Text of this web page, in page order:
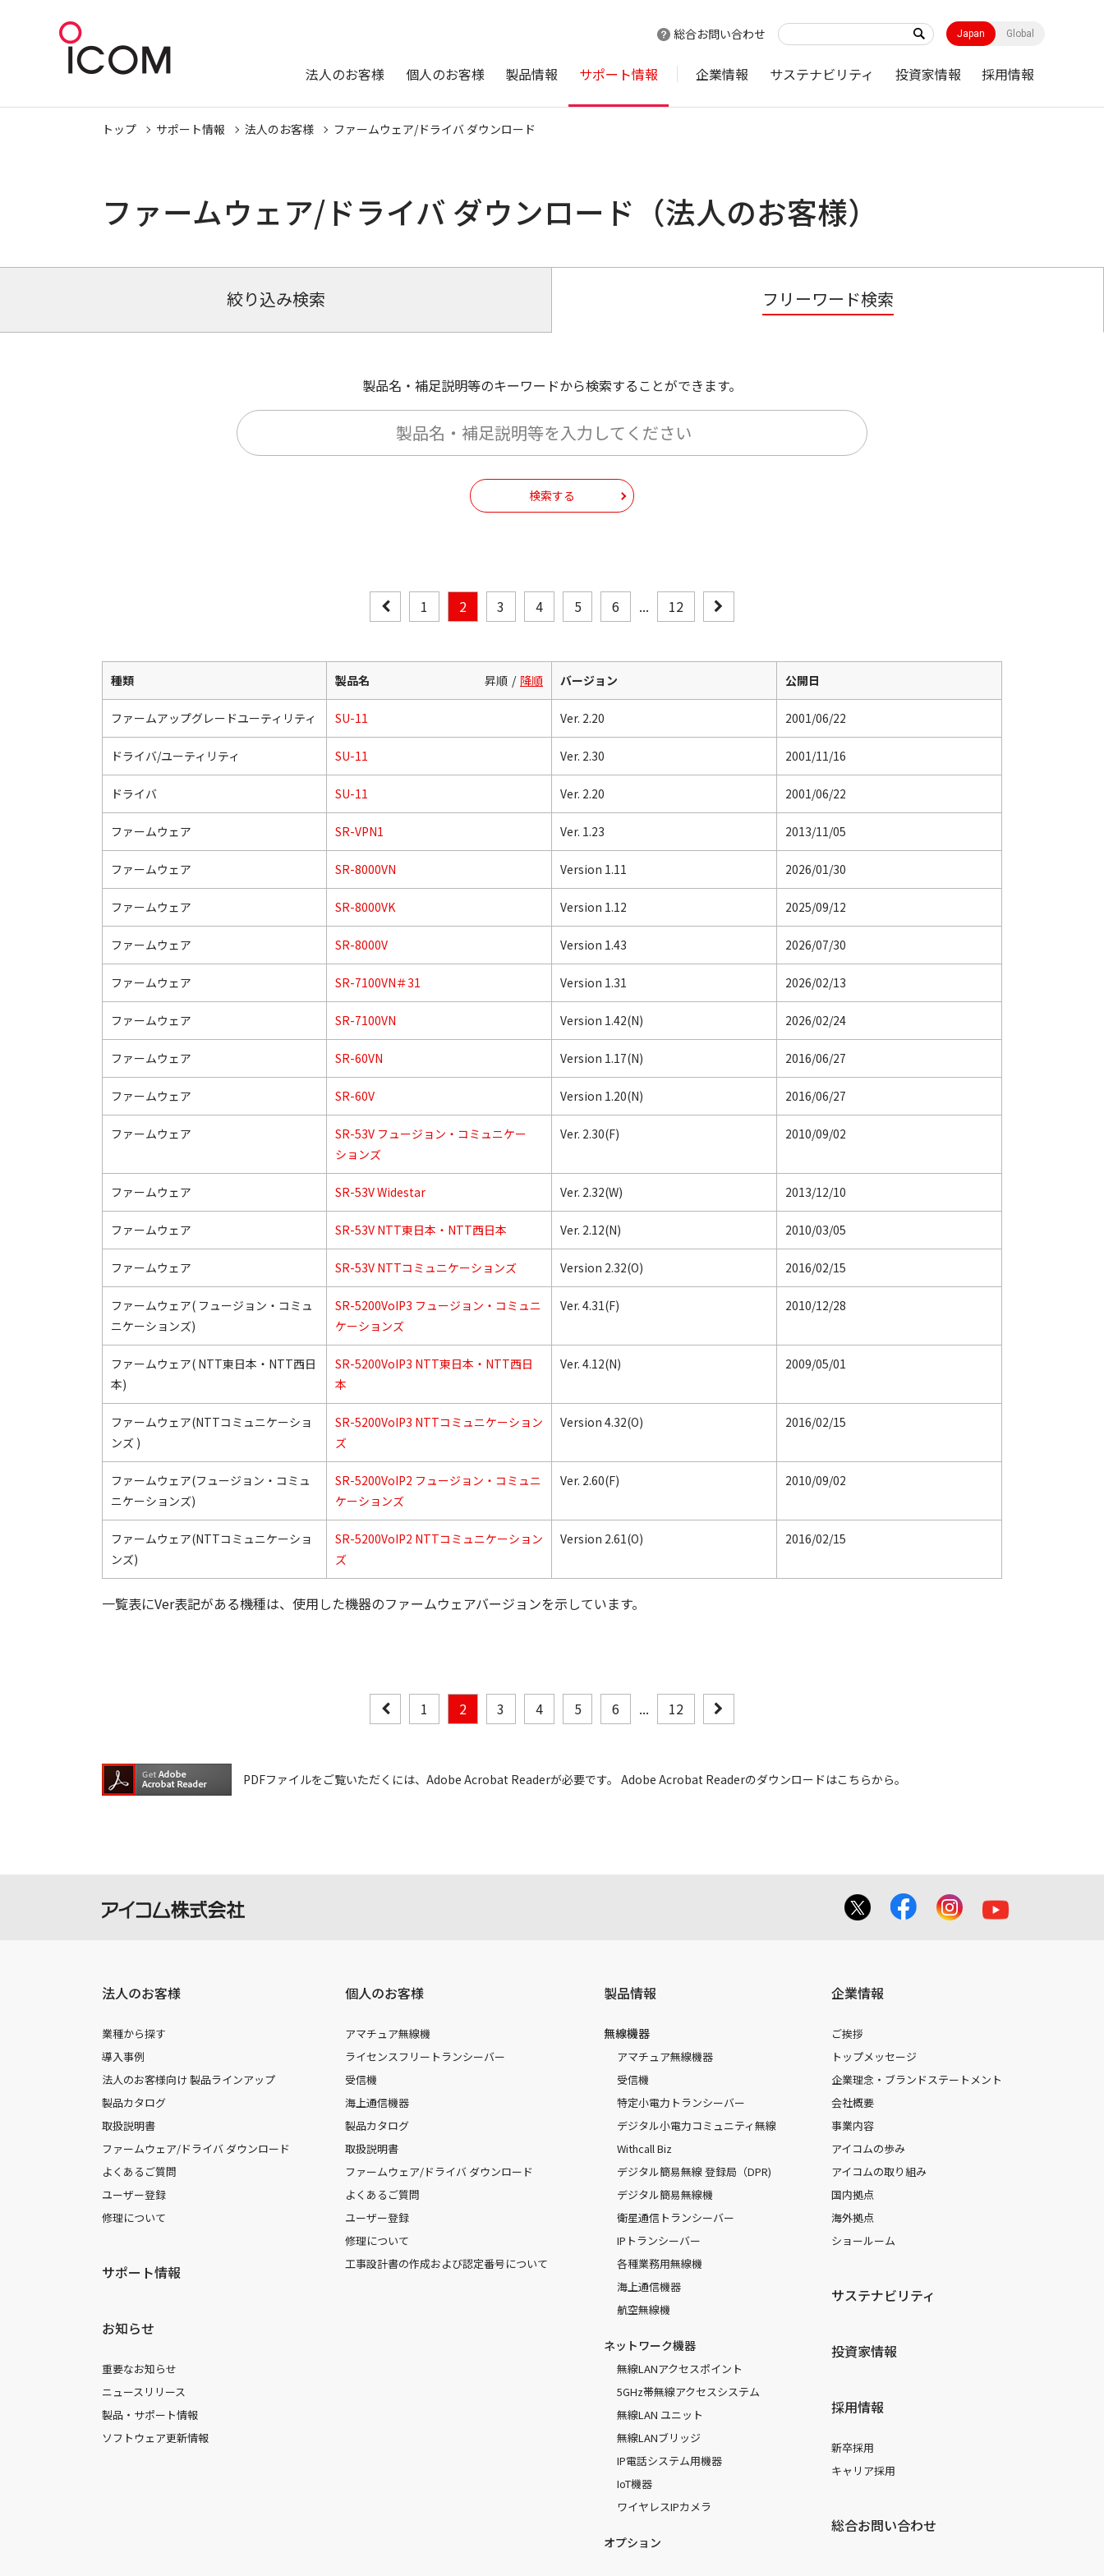
総合お問い合わせ Japan Global
法人のお客様 個人のお客様 製品情報 サポート情報 企業情報 サステナビリティ 投資家情報 採用情報
トップ サポート情報 法人のお客様 ファームウェア/ドライバ ダウンロード
ファームウェア/ドライバ ダウンロード（法人のお客様）
絞り込み検索 フリーワード検索
製品名・補足説明等のキーワードから検索することができます。
検索する
1 2 3 4 5 6 ... 12
種類 製品名 昇順 降順 バージョン 公開日
ファームアップグレードユーティリティ SU-11 Ver. 2.20 2001/06/22
ドライバ/ユーティリティ SU-11 Ver. 2.30 2001/11/16
ドライバ SU-11 Ver. 2.20 2001/06/22
ファームウェア SR-VPN1 Ver. 1.23 2013/11/05
ファームウェア SR-8000VN Version 1.11 2026/01/30
ファームウェア SR-8000VK Version 1.12 2025/09/12
ファームウェア SR-8000V Version 1.43 2026/07/30
ファームウェア SR-7100VN＃31 Version 1.31 2026/02/13
ファームウェア SR-7100VN Version 1.42(N) 2026/02/24
ファームウェア SR-60VN Version 1.17(N) 2016/06/27
ファームウェア SR-60V Version 1.20(N) 2016/06/27
ファームウェア
SR-53V フュージョン・コミュニケー
ションズ
Ver. 2.30(F) 2010/09/02
ファームウェア SR-53V Widestar Ver. 2.32(W) 2013/12/10
ファームウェア SR-53V NTT東日本・NTT西日本 Ver. 2.12(N) 2010/03/05
ファームウェア SR-53V NTTコミュニケーションズ Version 2.32(O) 2016/02/15
ファームウェア( フュージョン・コミュ
ニケーションズ)
SR-5200VoIP3 フュージョン・コミュニ
ケーションズ
Ver. 4.31(F) 2010/12/28
ファームウェア( NTT東日本・NTT西日
本)
SR-5200VoIP3 NTT東日本・NTT西日
本
Ver. 4.12(N) 2009/05/01
ファームウェア(NTTコミュニケーショ
ンズ )
SR-5200VoIP3 NTTコミュニケーション
ズ
Version 4.32(O) 2016/02/15
ファームウェア(フュージョン・コミュ
ニケーションズ)
SR-5200VoIP2 フュージョン・コミュニ
ケーションズ
Ver. 2.60(F) 2010/09/02
ファームウェア(NTTコミュニケーショ
ンズ)
SR-5200VoIP2 NTTコミュニケーション
ズ
Version 2.61(O) 2016/02/15
一覧表にVer表記がある機種は、使用した機器のファームウェアバージョンを示しています。
1 2 3 4 5 6 ... 12
PDFファイルをご覧いただくには、Adobe Acrobat Readerが必要です。 Adobe Acrobat Readerのダウンロードはこちらから。
法人のお客様
業種から探す
導入事例
法人のお客様向け 製品ラインアップ
製品カタログ
取扱説明書
ファームウェア/ドライバ ダウンロード
よくあるご質問
ユーザー登録
修理について
サポート情報
お知らせ
重要なお知らせ
ニュースリリース
製品・サポート情報
ソフトウェア更新情報
個人のお客様
アマチュア無線機
ライセンスフリートランシーバー
受信機
海上通信機器
製品カタログ
取扱説明書
ファームウェア/ドライバ ダウンロード
よくあるご質問
ユーザー登録
修理について
工事設計書の作成および認定番号について
製品情報
無線機器
アマチュア無線機器
受信機
特定小電力トランシーバー
デジタル小電力コミュニティ無線
Withcall Biz
デジタル簡易無線 登録局（DPR)
デジタル簡易無線機
衛星通信トランシーバー
IPトランシーバー
各種業務用無線機
海上通信機器
航空無線機
ネットワーク機器
無線LANアクセスポイント
5GHz帯無線アクセスシステム
無線LAN ユニット
無線LANブリッジ
IP電話システム用機器
IoT機器
ワイヤレスIPカメラ
オプション
企業情報
ご挨拶
トップメッセージ
企業理念・ブランドステートメント
会社概要
事業内容
アイコムの歩み
アイコムの取り組み
国内拠点
海外拠点
ショールーム
サステナビリティ
投資家情報
採用情報
新卒採用
キャリア採用
総合お問い合わせ